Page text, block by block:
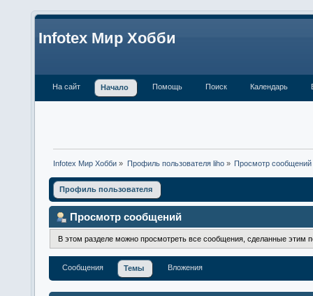
Infotex Мир Хобби
На сайт Начало Помощь Поиск Календарь
Infotex Мир Хобби » Профиль пользователя liho» Просмотр сообщений
Профиль пользователя
Просмотр сообщений
В этом разделе можно просмотреть все сообщения, сделанные этим
Сообщения Темы Вложения